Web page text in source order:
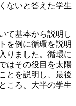
ないと答えた学生
て基本から説明し
を例に循環を説明
りました。循環に
はその役目を太陽
とを説明し、最後
ころ、大半の学生